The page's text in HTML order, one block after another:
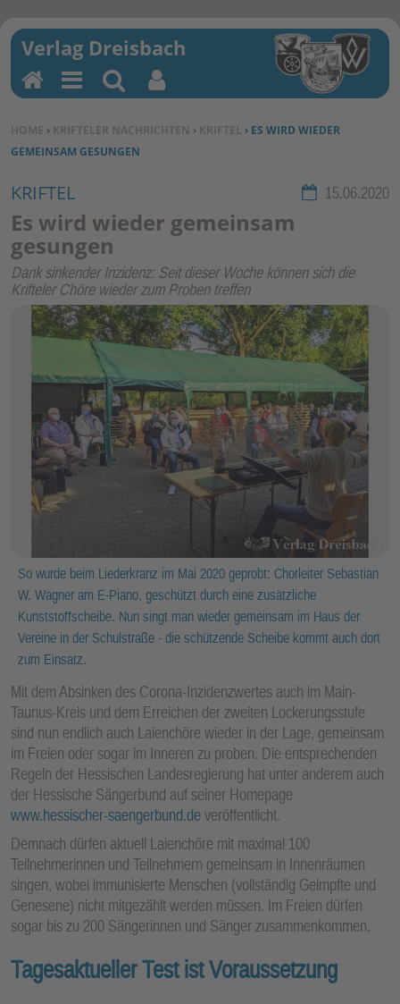
SIE BEFINDEN SICH HIER:
HOME › KRIFTELER NACHRICHTEN › KRIFTEL › ES WIRD WIEDER
GEMEINSAM GESUNGEN
Rubrik:
KRIFTEL 15.06.2020
Es wird wieder gemeinsam
gesungen
Dank sinkender Inzidenz: Seit dieser Woche können sich die
Krifteler Chöre wieder zum Proben treffen
So wurde beim Liederkranz im Mai 2020 geprobt: Chorleiter Sebastian
W. Wagner am E-Piano, geschützt durch eine zusätzliche
Kunststoffscheibe. Nun singt man wieder gemeinsam im Haus der
Vereine in der Schulstraße - die schützende Scheibe kommt auch dort
zum Einsatz.
Mit dem Absinken des Corona-Inzidenzwertes auch im Main-
Taunus-Kreis und dem Erreichen der zweiten Lockerungsstufe
sind nun endlich auch Laienchöre wieder in der Lage, gemeinsam
im Freien oder sogar im Inneren zu proben. Die entsprechenden
Regeln der Hessischen Landesregierung hat unter anderem auch
der Hessische Sängerbund auf seiner Homepage
www.hessischer-saengerbund.deveröffentlicht.
Demnach dürfen aktuell Laienchöre mit maximal 100
Teilnehmerinnen und Teilnehmern gemeinsam in Innenräumen
singen, wobei immunisierte Menschen (vollständig Geimpfte und
Genesene) nicht mitgezählt werden müssen. Im Freien dürfen
sogar bis zu 200 Sängerinnen und Sänger zusammenkommen.
Tagesaktueller Test ist Voraussetzung
H
o
m
M
en
u
Su
ch
en
Be
nu
kti
on
en